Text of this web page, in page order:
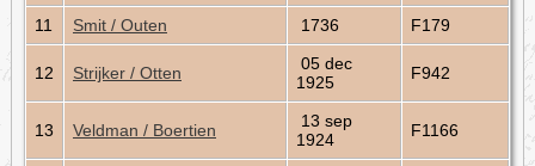
11 Smit / Outen 1736 F179
12 Strijker / Otten
05 dec
1925
F942
13 Veldman / Boertien
13 sep
1924
F1166